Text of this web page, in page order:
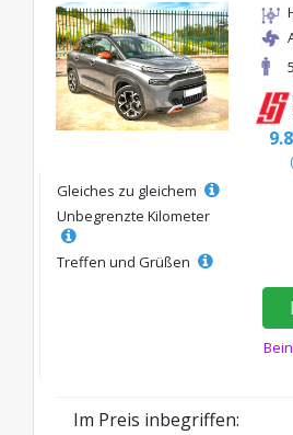
5
Gleiches zu gleichem
Unbegrenzte Kilometer
Treffen und Grüßen
Im Preis inbegriffen: